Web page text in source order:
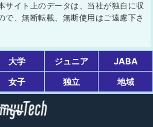
サイト上のデータは、当社が独自に収
で、無断転載、無断使用はご遠慮下さ
大学 ジュニア
JABA
女子 独立 地域